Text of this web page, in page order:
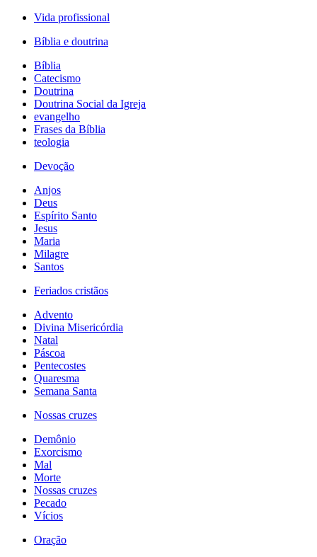
Vida profissional
Bíblia e doutrina
Bíblia
Catecismo
Doutrina
Doutrina Social da Igreja
evangelho
Frases da Bíblia
teologia
Devoção
Anjos
Deus
Espírito Santo
Jesus
Maria
Milagre
Santos
Feriados cristãos
Advento
Divina Misericórdia
Natal
Páscoa
Pentecostes
Quaresma
Semana Santa
Nossas cruzes
Demônio
Exorcismo
Mal
Morte
Nossas cruzes
Pecado
Vícios
Oração